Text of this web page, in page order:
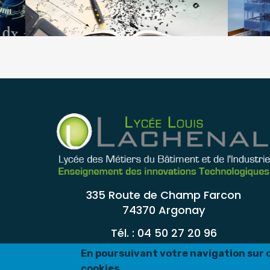
La classe de seconde générale &
technologique
Filière
335 Route de Champ Farcon
74370 Argonay
Tél. : 04 50 27 20 96
En poursuivant votre navigation sur